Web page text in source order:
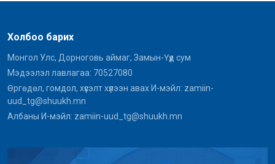
Холбоо барих
Монгол Улс, Дорноговь аймаг, Замын-Үүд сум
Мэдээлэл лавлагаа: 70527080
Өргөдөл, гомдол, хүсэлт хүлээн авах И-мэйл: zamiin-
uud_tg@shuukh.mn
Албаны И-мэйл: zamiin-uud_tg@shuukh.mn